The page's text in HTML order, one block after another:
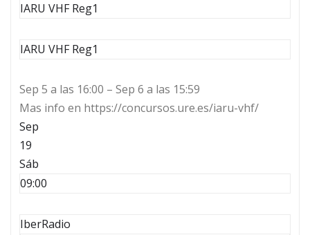
IARU VHF Reg1
IARU VHF Reg1
Sep 5 a las 16:00 – Sep 6 a las 15:59
Mas info en https://concursos.ure.es/iaru-vhf/
Sep
19
Sáb
09:00
IberRadio